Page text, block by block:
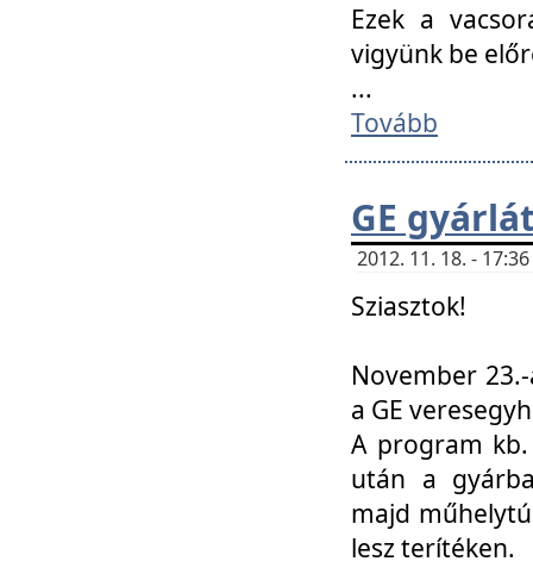
Ezek a
vigyünk be
...
Tovább
GE
2012. 11. 18. -
Sziasztok!
November
a GE
A program
után a
majd
lesz terítéken.